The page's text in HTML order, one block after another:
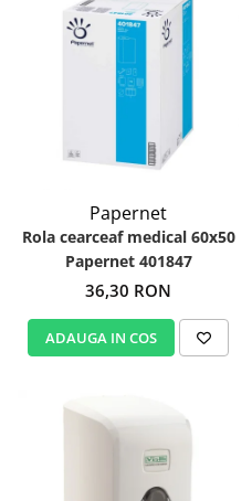
Papernet
Rola cearceaf medical 60x50
Papernet 401847
36,30 RON
ADAUGA IN COS